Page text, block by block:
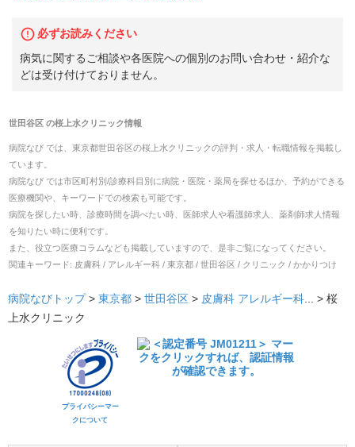
必ずお読みください
病気に関するご相談や各医院への個別のお問い合わせ・紹介な
どは受け付けておりません。
世田谷区の桜上水クリニック情報
病院なび では、 東京都世田谷区の桜上水クリニックの評判・求人・転職情報を掲載し
ています。
病院なび では市区町村別/診療科目別に病院・医院・薬局を探せるほか、予約ができる
医療機関や、キーワードでの検索も可能です。
病院を探したい時、診療時間を調べたい時、医師求人や看護師求人、薬剤師求人情報
を知りたい時に便利です。
また、役立つ医療コラムなども掲載していますので、是非ご覧になってください。
関連キーワード: 皮膚科 / アレルギー科 / 東京都 / 世田谷区 / クリニック / かかりつけ
病院なびトップ > 東京都 > 世田谷区 > 皮膚科 アレルギー科... > 桜
上水クリニック
プライバシーマー
クについて